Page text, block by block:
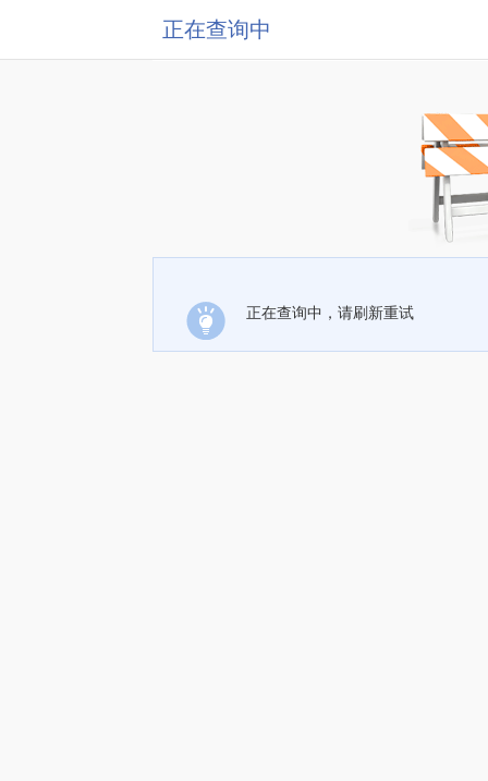
正在查询中
正在查询中，请刷新重试